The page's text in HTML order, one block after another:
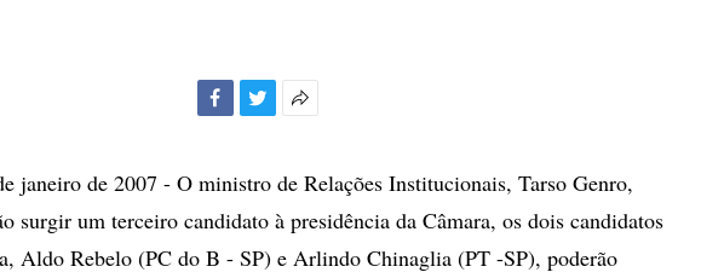
compartilhamento
janeiro de 2007 - O ministro de Relações Institucionais, Tarso Genro,
surgir um terceiro candidato à presidência da Câmara, os dois candidatos
Aldo Rebelo (PC do B - SP) e Arlindo Chinaglia (PT -SP), poderão